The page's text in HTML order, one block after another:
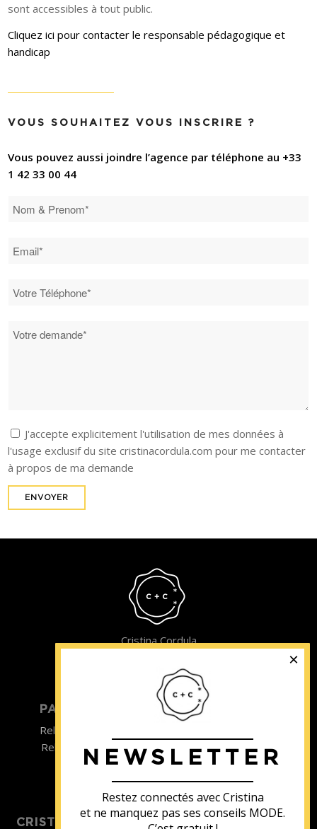
sont accessibles à tout public.
Cliquez ici pour contacter le responsable pédagogique et
handicap
VOUS SOUHAITEZ VOUS INSCRIRE ?
Vous pouvez aussi joindre l’agence par téléphone au +33
1 42 33 00 44
J'accepte explicitement l'utilisation de mes données à
l'usage exclusif du site cristinacordula.com pour me contacter
à propos de ma demande
Cristina Cordula
PARTICULIER
Relooking homme
Relooking femme
ENTREPRISE
ENTREPRISE
Formations
CRISTINA SOUTIENT
NEWSLETTER
Restez connectés avec Cristina
et ne manquez pas ses conseils MODE.